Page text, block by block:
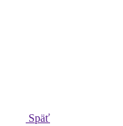
Späť